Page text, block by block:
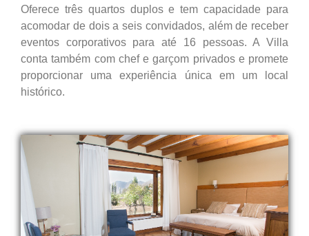
Oferece três quartos duplos e tem capacidade para
acomodar de dois a seis convidados, além de receber
eventos corporativos para até 16 pessoas. A Villa
conta também com chef e garçom privados e promete
proporcionar uma experiência única em um local
histórico.